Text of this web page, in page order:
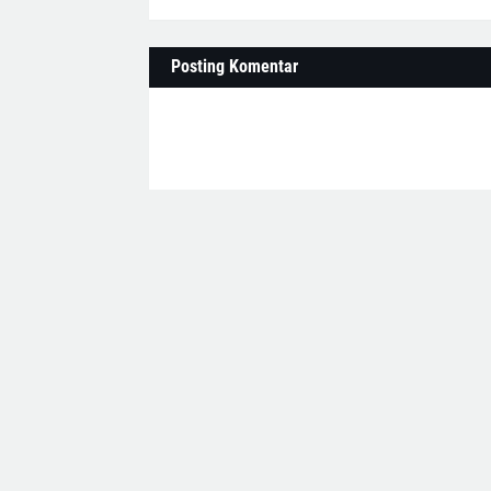
Posting Komentar